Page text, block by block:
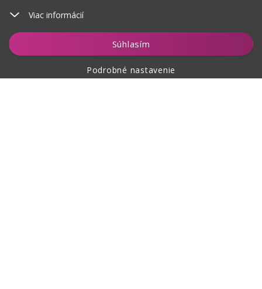
Viac informácií
Súhlasím
Podrobné nastavenie
Vložiť do košíka